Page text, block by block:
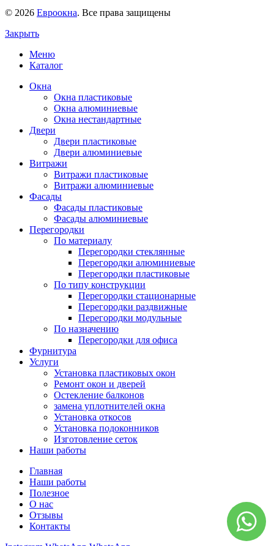
© 2026 Евроокна. Все права защищены
Закрыть
Меню
Каталог
Окна
Окна пластиковые
Окна алюминиевые
Окна нестандартные
Двери
Двери пластиковые
Двери алюминиевые
Витражи
Витражи пластиковые
Витражи алюминиевые
Фасады
Фасады пластиковые
Фасады алюминиевые
Перегородки
По материалу
Перегородки стеклянные
Перегородки алюминиевые
Перегородки пластиковые
По типу конструкции
Перегородки стационарные
Перегородки раздвижные
Перегородки модульные
По назначению
Перегородки для офиса
Фурнитура
Услуги
Установка пластиковых окон
Ремонт окон и дверей
Остекление балконов
замена уплотнителей окна
Установка откосов
Установка подоконников
Изготовление сеток
Наши работы
Главная
Наши работы
Полезное
О нас
Отзывы
Контакты